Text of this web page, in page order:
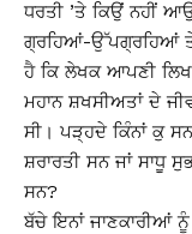
ਧਰਤੀ ’ਤੇ ਕਿਉਂ ਨਹੀਂ
ਗ੍ਰਹਿਆਂ-ਉੱਪਗ੍ਰਹਿਆਂ ਤੇ
ਹੈ ਕਿ ਲੇਖਕ ਆਪਣੀ
ਮਹਾਨ ਸ਼ਖਸੀਅਤਾਂ ਦੇ
ਸੀ। ਪੜ੍ਹਦੇ ਕਿੰਨਾਂ ਕੁ
ਸ਼ਰਾਰਤੀ ਸਨ ਜਾਂ ਸਾਧੂ
ਸਨ?
ਬੱਚੇ ਇਨਾਂ ਜਾਣਕਾਰੀਆਂ